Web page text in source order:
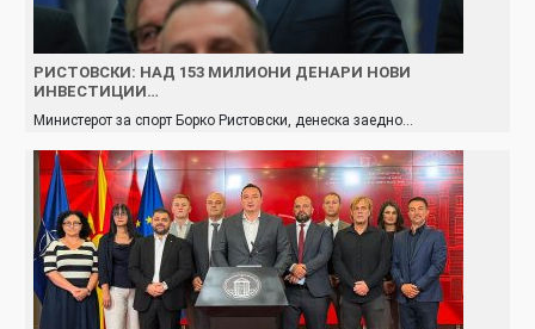
РИСТОВСКИ: НАД 153 МИЛИОНИ ДЕНАРИ НОВИ
ИНВЕСТИЦИИ…
Министерот за спорт Борко Ристовски, денеска заедно…